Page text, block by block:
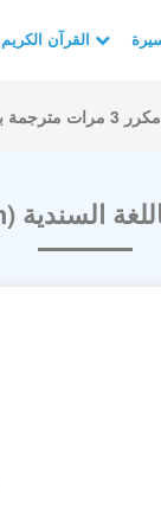
سورة الفاتحة (Fatihah) مكرر 3 مرات مترجمة باللغة السندية